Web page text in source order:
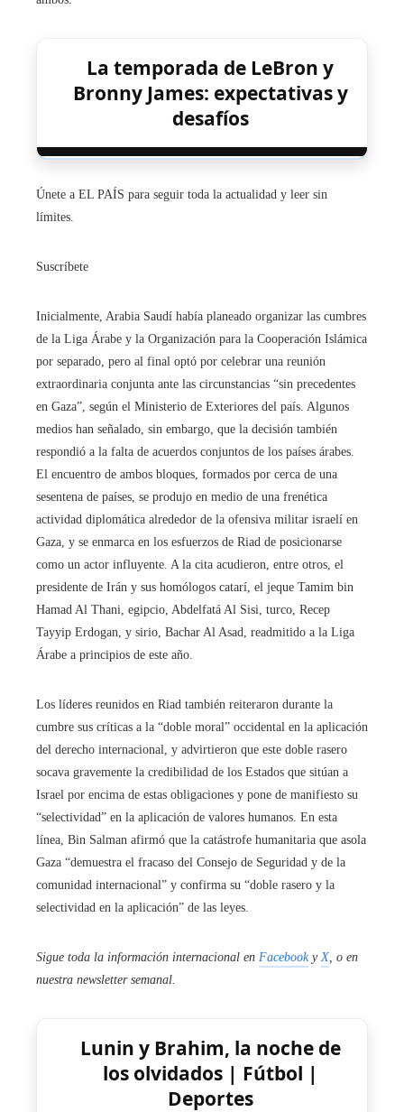
La temporada de LeBron y
Bronny James: expectativas y
desafíos
Únete a EL PAÍS para seguir toda la actualidad y leer sin
límites.
Suscríbete
Inicialmente, Arabia Saudí había planeado organizar las cumbres
de la Liga Árabe y la Organización para la Cooperación Islámica
por separado, pero al final optó por celebrar una reunión
extraordinaria conjunta ante las circunstancias “sin precedentes
en Gaza”, según el Ministerio de Exteriores del país. Algunos
medios han señalado, sin embargo, que la decisión también
respondió a la falta de acuerdos conjuntos de los países árabes.
El encuentro de ambos bloques, formados por cerca de una
sesentena de países, se produjo en medio de una frenética
actividad diplomática alrededor de la ofensiva militar israelí en
Gaza, y se enmarca en los esfuerzos de Riad de posicionarse
como un actor influyente. A la cita acudieron, entre otros, el
presidente de Irán y sus homólogos catarí, el jeque Tamim bin
Hamad Al Thani, egipcio, Abdelfatá Al Sisi, turco, Recep
Tayyip Erdogan, y sirio, Bachar Al Asad, readmitido a la Liga
Árabe a principios de este año.
Los líderes reunidos en Riad también reiteraron durante la
cumbre sus críticas a la “doble moral” occidental en la aplicación
del derecho internacional, y advirtieron que este doble rasero
socava gravemente la credibilidad de los Estados que sitúan a
Israel por encima de estas obligaciones y pone de manifiesto su
“selectividad” en la aplicación de valores humanos. En esta
línea, Bin Salman afirmó que la catástrofe humanitaria que asola
Gaza “demuestra el fracaso del Consejo de Seguridad y de la
comunidad internacional” y confirma su “doble rasero y la
selectividad en la aplicación” de las leyes.
Sigue toda la información internacional en Facebooky X , o en
nuestra newsletter semanal
Lunin y Brahim, la noche de
los olvidados | Fútbol |
Deportes